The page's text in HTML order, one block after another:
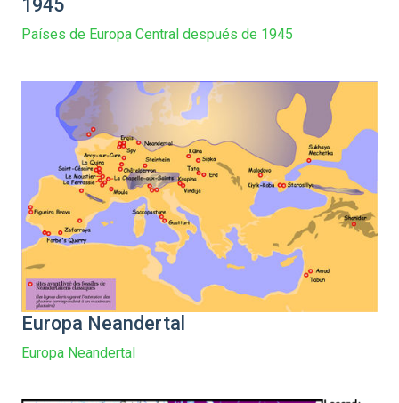
1945
Países de Europa Central después de 1945
Europa Neandertal
Europa Neandertal